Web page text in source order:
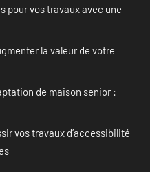
pour vos travaux avec une
la valeur de votre
de maison senior :
vos travaux d’accessibilité